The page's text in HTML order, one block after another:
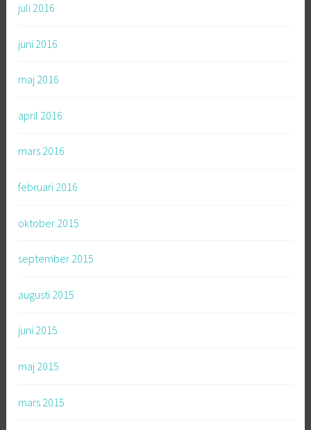
juli 2016
juni 2016
maj 2016
april 2016
mars 2016
februari 2016
oktober 2015
september 2015
augusti 2015
juni 2015
maj 2015
mars 2015